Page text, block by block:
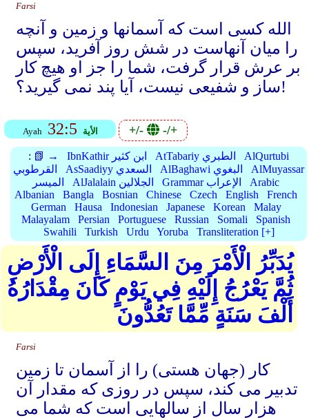
Farsi
الله کسی است که آسمانها و زمین و آنچه
را میان آنهاست در شش روز آفرید، سپس
بر عرش قرار گرفت، شما را جز او هیچ کار
ساز و شفیعی نیست، آیا پند نمی گیرید؟!
Ayah 32:5 الأية +/- -/+
: 📗 → IbnKathir ابن كثير AtTabariy الطبري
AlQurtubi
القرطوبي
AsSaadiyy السعدي AlBaghawi البغوي
AlMuyassar
الميسر
AlJalalain الجلالين Grammar الإعراب
Arabic
Albanian
Bangla Bosnian Chinese Czech English
French
German
Hausa Indonesian Japanese Korean
Malay
Malayalam
Persian Portuguese Russian Somali
Spanish
Swahili
Turkish Urdu Yoruba Transliteration [+]
يُدَبِّرُ الْأَمْرَ مِنَ السَّمَاءِ إِلَى الْأَرْضِ
ثُمَّ يَعْرُجُ إِلَيْهِ فِي يَوْمٍ كَانَ مِقْدَارُهُ
أَلْفَ سَنَةٍ مِّمَّا تَعُدُّونَ
Farsi
کار (جهان هستی) را از آسمان تا زمین
تدبیر می کند، سپس در روزی که مقدار آن
هزار سال از سالهایی است که شما می